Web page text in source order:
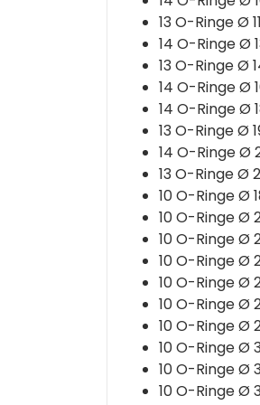
13 O-Ringe Ø
14 O-Ringe Ø
13 O-Ringe Ø
14 O-Ringe Ø
14 O-Ringe Ø
13 O-Ringe Ø
14 O-Ringe Ø
13 O-Ringe Ø
10 O-Ringe Ø
10 O-Ringe Ø
10 O-Ringe Ø
10 O-Ringe Ø
10 O-Ringe Ø
10 O-Ringe Ø
10 O-Ringe Ø
10 O-Ringe Ø
10 O-Ringe Ø
10 O-Ringe Ø